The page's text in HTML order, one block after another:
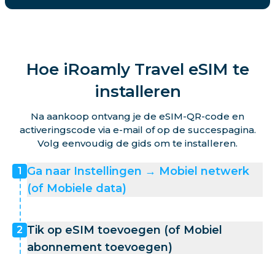
Hoe iRoamly Travel eSIM te
installeren
Na aankoop ontvang je de eSIM-QR-code en
activeringscode via e-mail of op de succespagina.
Volg eenvoudig de gids om te installeren.
1 Ga naar Instellingen → Mobiel netwerk
(of Mobiele data)
2 Tik op eSIM toevoegen (of Mobiel
abonnement toevoegen)